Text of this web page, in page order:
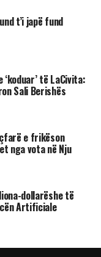
t’i japë fund
të LaCivita:
Sali Berishës
çfarë e frikëson
nga vota në Nju
dollarëshe të
Artificiale